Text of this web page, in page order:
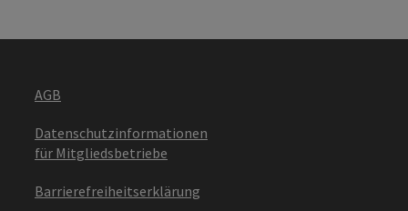
AGB
Datenschutzinformationen
für Mitgliedsbetriebe
Barrierefreiheitserklärung